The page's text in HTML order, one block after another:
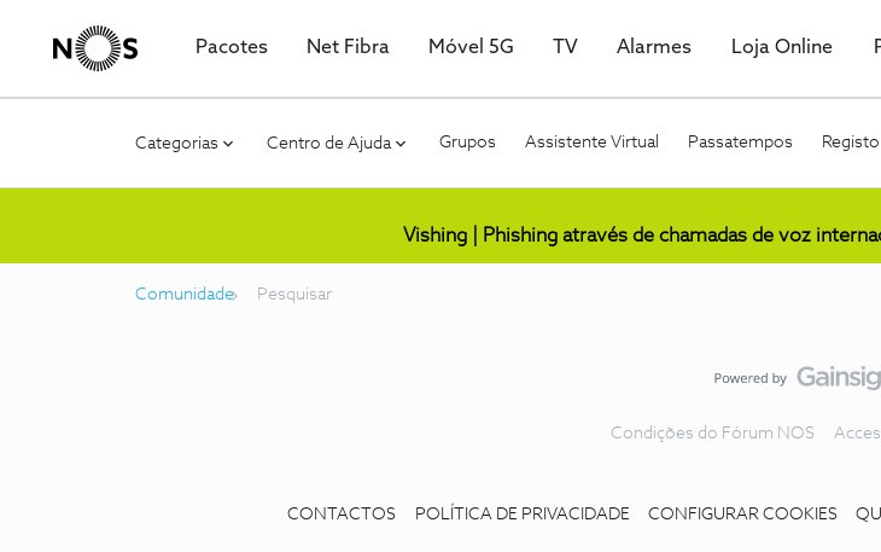
Pacotes Net Fibra Móvel 5G TV Alarmes Loja Online
Categorias Centro de Ajuda Grupos Assistente Virtual Passatempos Registo
Vishing | Phishing através de chamadas de voz
Comunidade Pesquisar
Condições do Fórum NOS
CONTACTOS POLÍTICA DE PRIVACIDADE CONFIGURAR COOKIES